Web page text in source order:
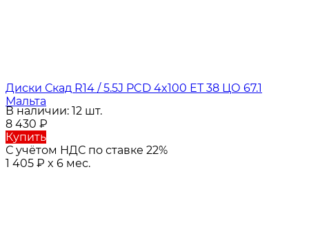
Диски Скад R14 / 5.5J PCD 4x100 ЕТ 38 ЦО 67.1
Мальта
В наличии: 12 шт.
8 430 ₽
Купить
С учётом НДС по ставке 22%
1 405 ₽ x 6 мес.